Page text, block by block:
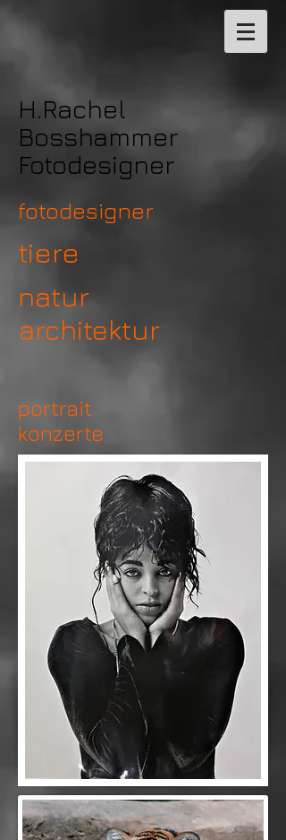
H.Rachel
Bosshammer
Fotodesigner
fotodesigner
tiere
natur
architektur
portrait
konzerte